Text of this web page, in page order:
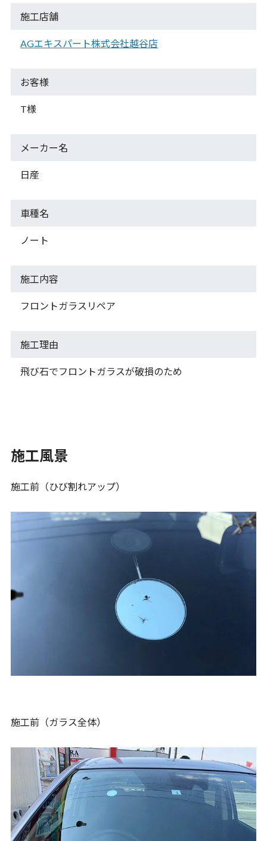
施工店舗
AGエキスパート株式会社越谷店
お客様
T様
メーカー名
日産
車種名
ノート
施工内容
フロントガラスリペア
施工理由
飛び石でフロントガラスが破損のため
施工風景
施工前（ひび割れアップ）
施工前（ガラス全体）